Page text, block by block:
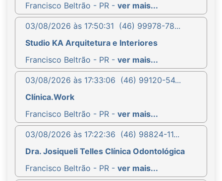
Francisco Beltrão - PR - ver mais...
03/08/2026 às 17:50:31 (46) 99978-78...
Studio KA Arquitetura e Interiores
Francisco Beltrão - PR - ver mais...
03/08/2026 às 17:33:06 (46) 99120-54...
Clínica.Work
Francisco Beltrão - PR - ver mais...
03/08/2026 às 17:22:36 (46) 98824-11...
Dra. Josiqueli Telles Clínica Odontológica
Francisco Beltrão - PR - ver mais...